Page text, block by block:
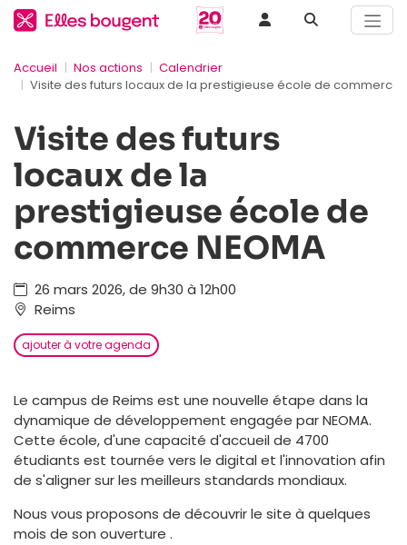
Accueil Nos actions
Calendrier
Visite des futurs locaux de la prestigieuse école de commerce
Visite des futurs
locaux de la
prestigieuse école de
commerce NEOMA
26 mars 2026, de 9h30 à 12h00
Reims
ajouter à votre agenda
Le campus de Reims est une nouvelle étape dans la
dynamique de développement engagée par NEOMA.
Cette école, d'une capacité d'accueil de 4700
étudiants est tournée vers le digital et l'innovation afin
de s'aligner sur les meilleurs standards mondiaux.
Nous vous proposons de découvrir le site à quelques
mois de son ouverture .